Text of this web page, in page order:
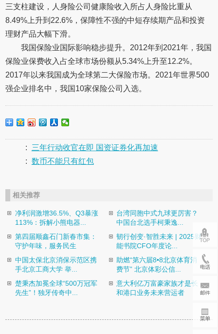
三支柱建设，人身险公司健康险收入所占人身险比重从
8.49%上升到22.6%，保障性不强的中短存续期产品和投资
理财产品大幅下滑。
我国保险业国际影响稳步提升。2012年到2021年，我国
保险业保费收入占全球市场份额从5.34%上升至12.2%。
2017年以来我国成为全球第二大保险市场。2021年世界500
强企业排名中，我国10家保险公司入选。
:
三年行动收官在即 国资证券化再加速
: 数币不能只有红包
相关推荐
净利润激增36.5%、Q3暴涨
113%：拆解小熊电器...
台湾同胞中式九球更厉害？
中国台北选手柯秉逸...
第四届顺鑫石门新春市集：
守护年味，服务民生
韧行创变·智胜未来 | 2025财
能书院CFO年度论...
中国太保北京消保示范区携
手北京工商大学 举...
助燃“第六届8•8北京体育消
费节” 北京体彩公信...
楚秉杰加冕全球“500万冠军
先生”！独牙传奇中...
意大利亿万富豪家族才是长
和港口业务未来营运者